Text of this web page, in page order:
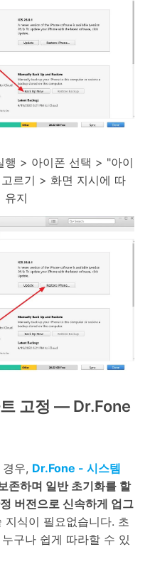
행 > 아이폰 선택 > "아이
르기 > 화면 지시에 따
유지
고정 — Dr.Fone
우, Dr.Fone - 시스템
존하며 일반 초기화를 할
버전으로 신속하게 업그
식이 필요없습니다. 초
구나 쉽게 따라할 수 있